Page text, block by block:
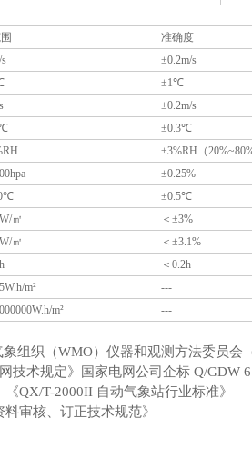
准确度
±0.2m/s
±1℃
±0.2m/s
±0.3℃
±3%RH（20%~80%
±0.25%
±0.5℃
㎡ ＜±3%
㎡ ＜±3.1%
＜0.2h
m² ---
m² ---
象组织（WMO）仪器和观测方法委员
技术规定》国家电网公司企标 Q/GDW
QX/T-2000II 自动气象站行业标准》
审核、订正技术规范》